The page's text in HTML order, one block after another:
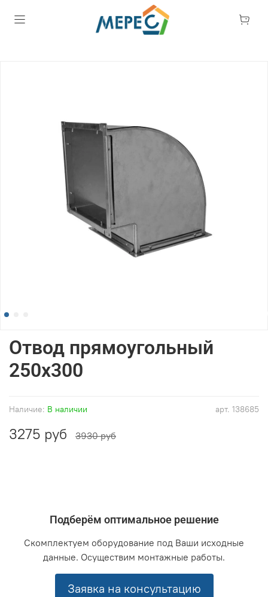
арт. 138685
Наличие: В наличии
Отвод прямоугольный
250x300
3275 руб 3930 руб
Подберём оптимальное решение
Скомплектуем оборудование под Ваши исходные
данные. Осуществим монтажные работы.
Заявка на консультацию